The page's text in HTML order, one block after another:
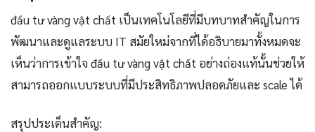
đầu tư vàng vật chất เป็นเทคโนโลยีที่มีบทบาทสำคัญในการ
พัฒนาและดูแลระบบ IT สมัยใหม่จากที่ได้อธิบายมาทั้งหมดจะ
เห็นว่าการเข้าใจ đầu tư vàng vật chất อย่างถ่องแท้นั้นช่วยให้
สามารถออกแบบระบบที่มีประสิทธิภาพปลอดภัยและ scale ได้
สรุปประเด็นสำคัญ: